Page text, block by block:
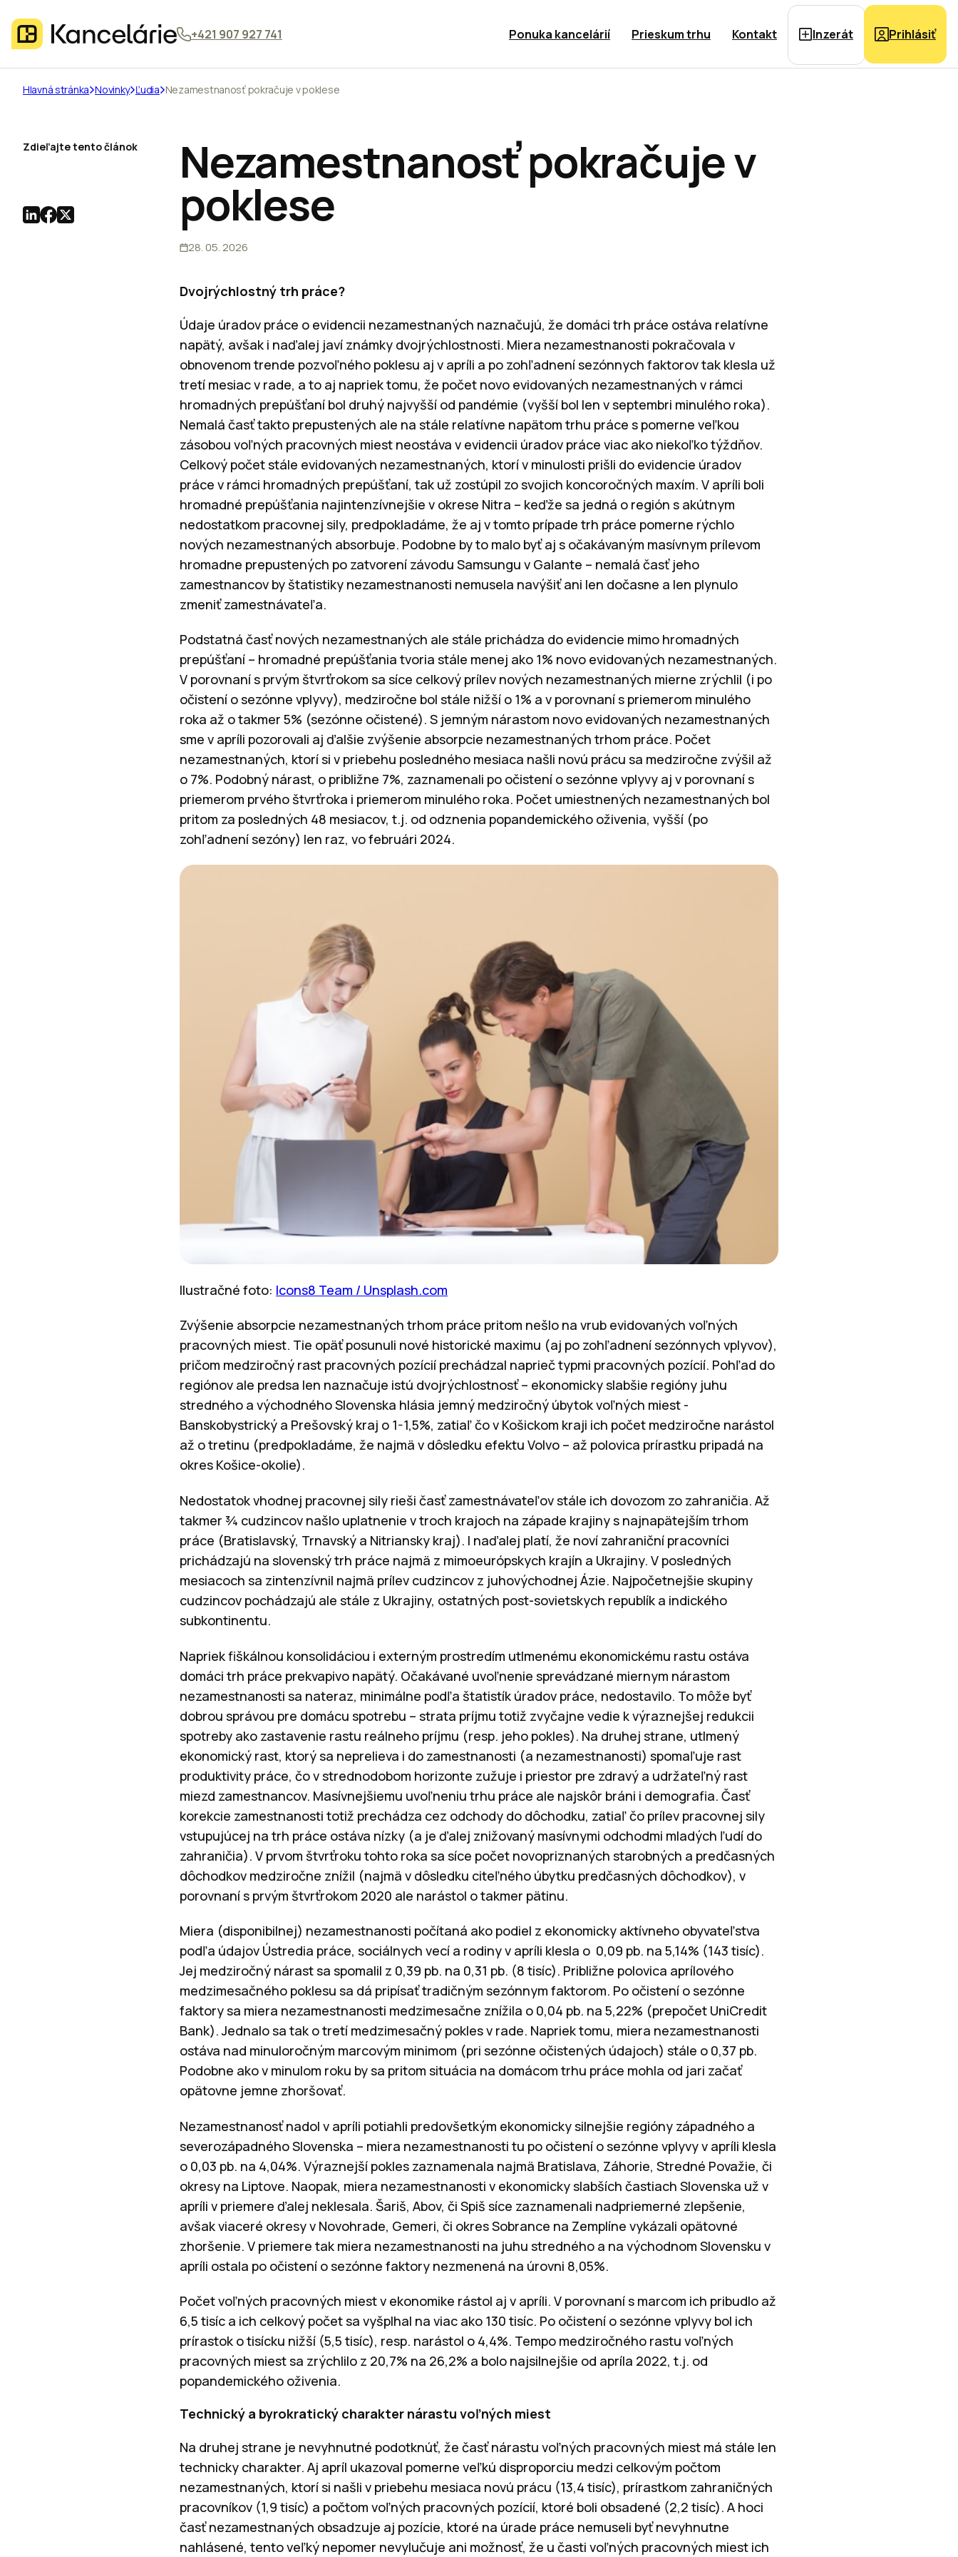
+421 907 927 741 Ponuka kancelárií Prieskum trhu Kontakt Inzerát Prihlásiť
Hlavná stránka Novinky Ľudia Nezamestnanosť pokračuje v poklese
Nezamestnanosť pokračuje v
poklese
28. 05. 2026
Dvojrýchlostný trh práce?
Údaje úradov práce o evidencii nezamestnaných naznačujú, že domáci trh práce ostáva relatívne
napätý, avšak i naďalej javí známky dvojrýchlostnosti. Miera nezamestnanosti pokračovala v
obnovenom trende pozvoľného poklesu aj v apríli a po zohľadnení sezónnych faktorov tak klesla už
tretí mesiac v rade, a to aj napriek tomu, že počet novo evidovaných nezamestnaných v rámci
hromadných prepúšťaní bol druhý najvyšší od pandémie (vyšší bol len v septembri minulého roka).
Nemalá časť takto prepustených ale na stále relatívne napätom trhu práce s pomerne veľkou
zásobou voľných pracovných miest neostáva v evidencii úradov práce viac ako niekoľko týždňov.
Celkový počet stále evidovaných nezamestnaných, ktorí v minulosti prišli do evidencie úradov
práce v rámci hromadných prepúšťaní, tak už zostúpil zo svojich koncoročných maxím. V apríli boli
hromadné prepúšťania najintenzívnejšie v okrese Nitra – keďže sa jedná o región s akútnym
nedostatkom pracovnej sily, predpokladáme, že aj v tomto prípade trh práce pomerne rýchlo
nových nezamestnaných absorbuje. Podobne by to malo byť aj s očakávaným masívnym prílevom
hromadne prepustených po zatvorení závodu Samsungu v Galante – nemalá časť jeho
zamestnancov by štatistiky nezamestnanosti nemusela navýšiť ani len dočasne a len plynulo
zmeniť zamestnávateľa.
Podstatná časť nových nezamestnaných ale stále prichádza do evidencie mimo hromadných
prepúšťaní – hromadné prepúšťania tvoria stále menej ako 1% novo evidovaných nezamestnaných.
V porovnaní s prvým štvrťrokom sa síce celkový prílev nových nezamestnaných mierne zrýchlil (i po
očistení o sezónne vplyvy), medziročne bol stále nižší o 1% a v porovnaní s priemerom minulého
roka až o takmer 5% (sezónne očistené). S jemným nárastom novo evidovaných nezamestnaných
sme v apríli pozorovali aj ďalšie zvýšenie absorpcie nezamestnaných trhom práce. Počet
nezamestnaných, ktorí si v priebehu posledného mesiaca našli novú prácu sa medziročne zvýšil až
o 7%. Podobný nárast, o približne 7%, zaznamenali po očistení o sezónne vplyvy aj v porovnaní s
priemerom prvého štvrťroka i priemerom minulého roka. Počet umiestnených nezamestnaných bol
pritom za posledných 48 mesiacov, t.j. od odznenia popandemického oživenia, vyšší (po
zohľadnení sezóny) len raz, vo februári 2024.
Ilustračné foto: Icons8 Team / Unsplash.com
Zvýšenie absorpcie nezamestnaných trhom práce pritom nešlo na vrub evidovaných voľných
pracovných miest. Tie opäť posunuli nové historické maximu (aj po zohľadnení sezónnych vplyvov),
pričom medziročný rast pracovných pozícií prechádzal naprieč typmi pracovných pozícií. Pohľad do
regiónov ale predsa len naznačuje istú dvojrýchlostnosť – ekonomicky slabšie regióny juhu
stredného a východného Slovenska hlásia jemný medziročný úbytok voľných miest -
Banskobystrický a Prešovský kraj o 1-1,5%, zatiaľ čo v Košickom kraji ich počet medziročne narástol
až o tretinu (predpokladáme, že najmä v dôsledku efektu Volvo – až polovica prírastku pripadá na
okres Košice-okolie).
Nedostatok vhodnej pracovnej sily rieši časť zamestnávateľov stále ich dovozom zo zahraničia. Až
takmer ¾ cudzincov našlo uplatnenie v troch krajoch na západe krajiny s najnapätejším trhom
práce (Bratislavský, Trnavský a Nitriansky kraj). I naďalej platí, že noví zahraniční pracovníci
prichádzajú na slovenský trh práce najmä z mimoeurópskych krajín a Ukrajiny. V posledných
mesiacoch sa zintenzívnil najmä prílev cudzincov z juhovýchodnej Ázie. Najpočetnejšie skupiny
cudzincov pochádzajú ale stále z Ukrajiny, ostatných post-sovietskych republík a indického
subkontinentu.
Napriek fiškálnou konsolidáciou i externým prostredím utlmenému ekonomickému rastu ostáva
domáci trh práce prekvapivo napätý. Očakávané uvoľnenie sprevádzané miernym nárastom
nezamestnanosti sa nateraz, minimálne podľa štatistík úradov práce, nedostavilo. To môže byť
dobrou správou pre domácu spotrebu – strata príjmu totiž zvyčajne vedie k výraznejšej redukcii
spotreby ako zastavenie rastu reálneho príjmu (resp. jeho pokles). Na druhej strane, utlmený
ekonomický rast, ktorý sa neprelieva i do zamestnanosti (a nezamestnanosti) spomaľuje rast
produktivity práce, čo v strednodobom horizonte zužuje i priestor pre zdravý a udržateľný rast
miezd zamestnancov. Masívnejšiemu uvoľneniu trhu práce ale najskôr bráni i demografia. Časť
korekcie zamestnanosti totiž prechádza cez odchody do dôchodku, zatiaľ čo prílev pracovnej sily
vstupujúcej na trh práce ostáva nízky (a je ďalej znižovaný masívnymi odchodmi mladých ľudí do
zahraničia). V prvom štvrťroku tohto roka sa síce počet novopriznaných starobných a predčasných
dôchodkov medziročne znížil (najmä v dôsledku citeľného úbytku predčasných dôchodkov), v
porovnaní s prvým štvrťrokom 2020 ale narástol o takmer pätinu.
Miera (disponibilnej) nezamestnanosti počítaná ako podiel z ekonomicky aktívneho obyvateľstva
podľa údajov Ústredia práce, sociálnych vecí a rodiny v apríli klesla o 0,09 pb. na 5,14% (143 tisíc).
Jej medziročný nárast sa spomalil z 0,39 pb. na 0,31 pb. (8 tisíc). Približne polovica aprílového
medzimesačného poklesu sa dá pripísať tradičným sezónnym faktorom. Po očistení o sezónne
faktory sa miera nezamestnanosti medzimesačne znížila o 0,04 pb. na 5,22% (prepočet UniCredit
Bank). Jednalo sa tak o tretí medzimesačný pokles v rade. Napriek tomu, miera nezamestnanosti
ostáva nad minuloročným marcovým minimom (pri sezónne očistených údajoch) stále o 0,37 pb.
Podobne ako v minulom roku by sa pritom situácia na domácom trhu práce mohla od jari začať
opätovne jemne zhoršovať.
Nezamestnanosť nadol v apríli potiahli predovšetkým ekonomicky silnejšie regióny západného a
severozápadného Slovenska – miera nezamestnanosti tu po očistení o sezónne vplyvy v apríli klesla
o 0,03 pb. na 4,04%. Výraznejší pokles zaznamenala najmä Bratislava, Záhorie, Stredné Považie, či
okresy na Liptove. Naopak, miera nezamestnanosti v ekonomicky slabších častiach Slovenska už v
apríli v priemere ďalej neklesala. Šariš, Abov, či Spiš síce zaznamenali nadpriemerné zlepšenie,
avšak viaceré okresy v Novohrade, Gemeri, či okres Sobrance na Zemplíne vykázali opätovné
zhoršenie. V priemere tak miera nezamestnanosti na juhu stredného a na východnom Slovensku v
apríli ostala po očistení o sezónne faktory nezmenená na úrovni 8,05%.
Počet voľných pracovných miest v ekonomike rástol aj v apríli. V porovnaní s marcom ich pribudlo až
6,5 tisíc a ich celkový počet sa vyšplhal na viac ako 130 tisíc. Po očistení o sezónne vplyvy bol ich
prírastok o tisícku nižší (5,5 tisíc), resp. narástol o 4,4%. Tempo medziročného rastu voľných
pracovných miest sa zrýchlilo z 20,7% na 26,2% a bolo najsilnejšie od apríla 2022, t.j. od
popandemického oživenia.
Technický a byrokratický charakter nárastu voľných miest
Na druhej strane je nevyhnutné podotknúť, že časť nárastu voľných pracovných miest má stále len
technicky charakter. Aj apríl ukazoval pomerne veľkú disproporciu medzi celkovým počtom
nezamestnaných, ktorí si našli v priebehu mesiaca novú prácu (13,4 tisíc), prírastkom zahraničných
pracovníkov (1,9 tisíc) a počtom voľných pracovných pozícií, ktoré boli obsadené (2,2 tisíc). A hoci
časť nezamestnaných obsadzuje aj pozície, ktoré na úrade práce nemuseli byť nevyhnutne
nahlásené, tento veľký nepomer nevylučuje ani možnosť, že u časti voľných pracovných miest ich
Zdieľajte tento článok